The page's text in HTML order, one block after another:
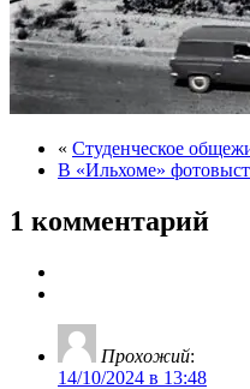
« Студенческое
В «Ильхоме»
1 комментарий
Прохожий:
14/10/2024 в 13:48